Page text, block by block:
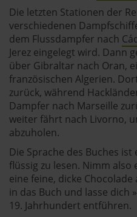
Die letzten Stationen der
verschiedenen
dem Flussdampfer nach
Jerez eingelegt wird. Dann
über Gibraltar nach Oran,
französischen Algerien.
zurück, während
Dampfer nach Marseille
weiter fährt nach Livorno,
abzuholen.
Die Sprache des Buches
flüssig zu lesen. Nimm
eine feine, dicke
in das Buch und lasse dich
19. Jahrhundert entführen.